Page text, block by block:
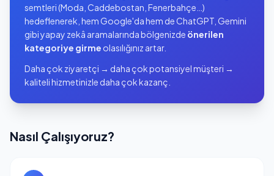
semtleri (Moda, Caddebostan, Fenerbahçe…)
hedeflenerek, hem Google'da hem de ChatGPT, Gemini
gibi yapay zekâ aramalarında bölgenizde önerilen
kategoriye girme olasılığınız artar.
Daha çok ziyaretçi → daha çok potansiyel müşteri →
kaliteli hizmetinizle daha çok kazanç.
Nasıl Çalışıyoruz?